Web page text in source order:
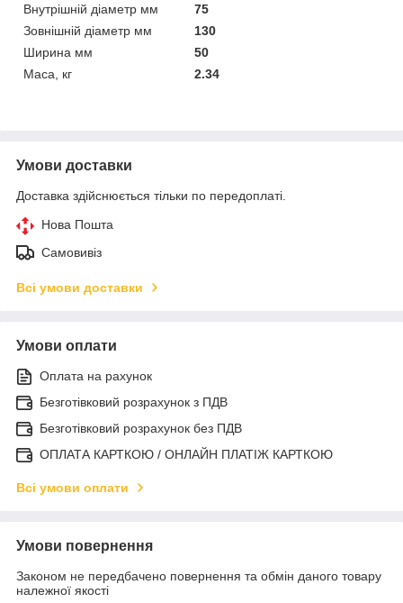
Внутрішній діаметр мм
75
Зовнішній діаметр мм
130
Ширина мм
50
Маса, кг
2.34
Умови доставки
Доставка здійснюється тільки по передоплаті.
Нова Пошта
Самовивіз
Всі умови доставки
Умови оплати
Оплата на рахунок
Безготівковий розрахунок з ПДВ
Безготівковий розрахунок без ПДВ
ОПЛАТА КАРТКОЮ / ОНЛАЙН ПЛАТІЖ КАРТКОЮ
Всі умови оплати
Умови повернення
Законом не передбачено повернення та обмін даного товару
належної якості